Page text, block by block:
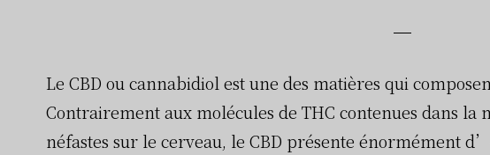
Le CBD ou cannabidiol est une des matières qui
Contrairement aux molécules de THC contenues dans la
néfastes sur le cerveau, le CBD présente énormément